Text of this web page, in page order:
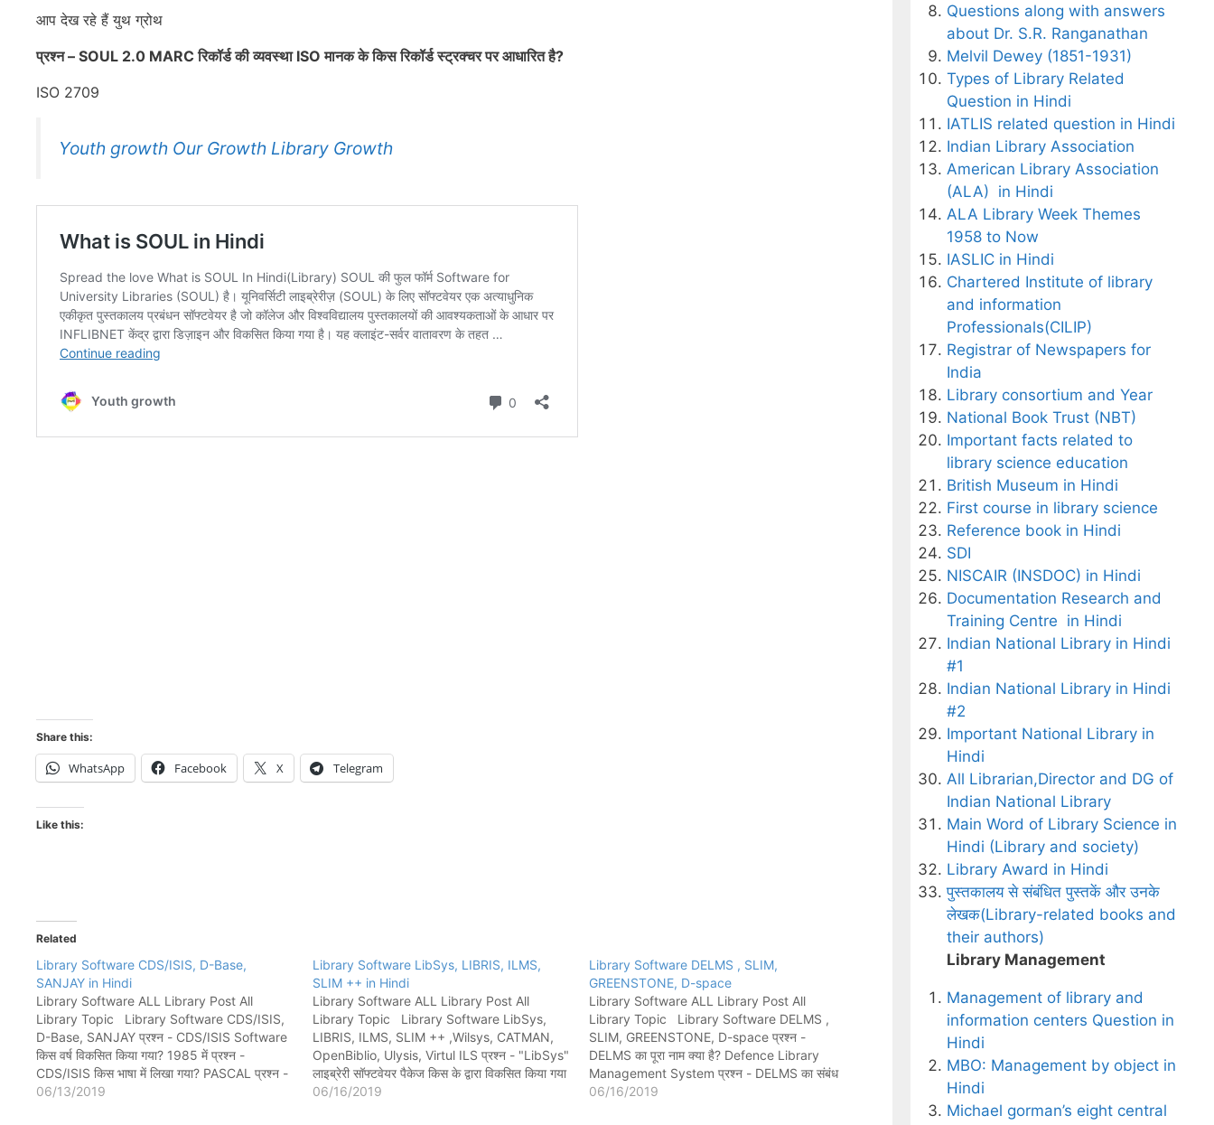
आप देख रहे हैं युथ ग्रोथ
प्रश्न – SOUL 2.0 MARC रिकॉर्ड की व्यवस्था ISO मानक के किस रिकॉर्ड स्ट्रक्चर पर आधारित है?
ISO 2709
Youth growth Our Growth Library Growth
Share this:
WhatsApp Facebook X Telegram
Like this:
Related
Library Software CDS/ISIS, D-Base,
SANJAY in Hindi
Library Software ALL Library Post All
Library Topic Library Software CDS/ISIS,
D-Base, SANJAY प्रश्न - CDS/ISIS Software
किस वर्ष विकसित किया गया? 1985 में प्रश्न -
CDS/ISIS किस भाषा में लिखा गया? PASCAL प्रश्न -
CDS/ISIS Software किसके द्वारा विकसित किया गया?
06/13/2019
Library Software LibSys, LIBRIS, ILMS,
SLIM ++ in Hindi
Library Software ALL Library Post All
Library Topic Library Software LibSys,
LIBRIS, ILMS, SLIM ++ ,Wilsys, CATMAN,
OpenBiblio, Ulysis, Virtul ILS प्रश्न - "LibSys"
लाइब्रेरी सॉफ्टवेयर पैकेज किस के द्वारा विकसित किया गया
है इन्फोटेक कंसल्टेंट्स प्रा. लिमिटेड नई दिल्ली(infotech
06/16/2019
Library Software DELMS , SLIM,
GREENSTONE, D-space
Library Software ALL Library Post All
Library Topic Library Software DELMS ,
SLIM, GREENSTONE, D-space प्रश्न -
DELMS का पूरा नाम क्या है? Defence Library
Management System प्रश्न - DELMS का संबंध
किससे है? DRDO प्रश्न - "DELMS" पुस्तकालय
06/16/2019
Questions along with answers
about Dr. S.R. Ranganathan
Melvil Dewey (1851-1931)
Types of Library Related
Question in Hindi
IATLIS related question in Hindi
Indian Library Association
American Library Association
(ALA) in Hindi
ALA Library Week Themes
1958 to Now
IASLIC in Hindi
Chartered Institute of library
and information
Professionals(CILIP)
Registrar of Newspapers for
India
Library consortium and Year
National Book Trust (NBT)
Important facts related to
library science education
British Museum in Hindi
First course in library science
Reference book in Hindi
SDI
NISCAIR (INSDOC) in Hindi
Documentation Research and
Training Centre in Hindi
Indian National Library in Hindi
#1
Indian National Library in Hindi
#2
Important National Library in
Hindi
All Librarian,Director and DG of
Indian National Library
Main Word of Library Science in
Hindi (Library and society)
Library Award in Hindi
पुस्तकालय से संबंधित पुस्तकें और उनके
लेखक(Library-related books and
their authors)
Library Management
Management of library and
information centers Question in
Hindi
MBO: Management by object in
Hindi
Michael gorman’s eight central